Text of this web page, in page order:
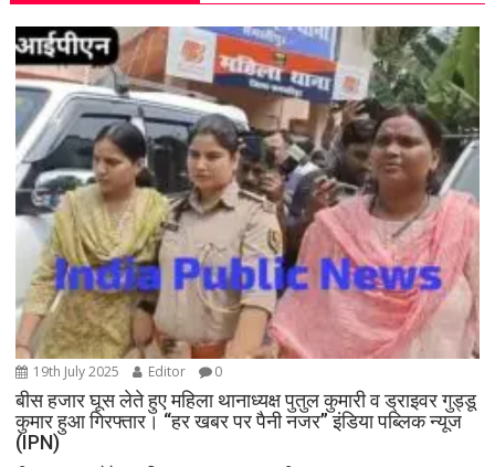
19th July 2025 Editor 0
बीस हजार घूस लेते हुए महिला थानाध्यक्ष पुतुल कुमारी व ड्राइवर गुड्डू
कुमार हुआ गिरफ्तार। “हर खबर पर पैनी नजर” इंडिया पब्लिक न्यूज
(IPN)